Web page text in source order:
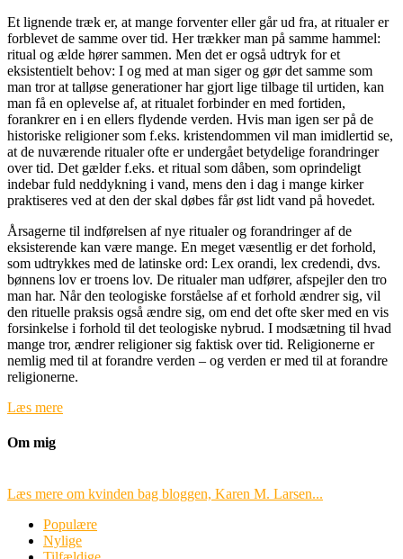
Et lignende træk er, at mange forventer eller går ud fra, at ritualer er
forblevet de samme over tid. Her trækker man på samme hammel:
ritual og ælde hører sammen. Men det er også udtryk for et
eksistentielt behov: I og med at man siger og gør det samme som
man tror at talløse generationer har gjort lige tilbage til urtiden, kan
man få en oplevelse af, at ritualet forbinder en med fortiden,
forankrer en i en ellers flydende verden. Hvis man igen ser på de
historiske religioner som f.eks. kristendommen vil man imidlertid se,
at de nuværende ritualer ofte er undergået betydelige forandringer
over tid. Det gælder f.eks. et ritual som dåben, som oprindeligt
indebar fuld neddykning i vand, mens den i dag i mange kirker
praktiseres ved at den der skal døbes får øst lidt vand på hovedet.
Årsagerne til indførelsen af nye ritualer og forandringer af de
eksisterende kan være mange. En meget væsentlig er det forhold,
som udtrykkes med de latinske ord: Lex orandi, lex credendi, dvs.
bønnens lov er troens lov. De ritualer man udfører, afspejler den tro
man har. Når den teologiske forståelse af et forhold ændrer sig, vil
den rituelle praksis også ændre sig, om end det ofte sker med en vis
forsinkelse i forhold til det teologiske nybrud. I modsætning til hvad
mange tror, ændrer religioner sig faktisk over tid. Religionerne er
nemlig med til at forandre verden – og verden er med til at forandre
religionerne.
Læs mere
Om mig
Læs mere om kvinden bag bloggen, Karen M. Larsen...
Populære
Nylige